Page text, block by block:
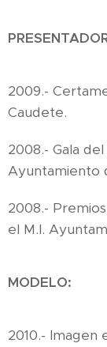
2009.-
Caudete.
2008.- Gala
Ayuntamiento
2008.-
el M.I.
MODELO:
2010.- Imagen